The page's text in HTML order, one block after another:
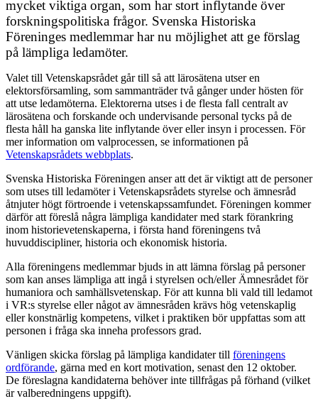
mycket viktiga organ, som har stort inflytande över
forskningspolitiska frågor. Svenska Historiska
Föreninges medlemmar har nu möjlighet att ge förslag
på lämpliga ledamöter.
Valet till Vetenskapsrådet går till så att lärosätena utser en
elektorsförsamling, som sammanträder två gånger under hösten för
att utse ledamöterna. Elektorerna utses i de flesta fall centralt av
lärosätena och forskande och undervisande personal tycks på de
flesta håll ha ganska lite inflytande över eller insyn i processen. För
mer information om valprocessen, se informationen på
Vetenskapsrådets webbplats.
Svenska Historiska Föreningen anser att det är viktigt att de personer
som utses till ledamöter i Vetenskapsrådets styrelse och ämnesråd
åtnjuter högt förtroende i vetenskapssamfundet. Föreningen kommer
därför att föreslå några lämpliga kandidater med stark förankring
inom historievetenskaperna, i första hand föreningens två
huvuddiscipliner, historia och ekonomisk historia.
Alla föreningens medlemmar bjuds in att lämna förslag på personer
som kan anses lämpliga att ingå i styrelsen och/eller Ämnesrådet för
humaniora och samhällsvetenskap. För att kunna bli vald till ledamot
i VR:s styrelse eller något av ämnesråden krävs hög vetenskaplig
eller konstnärlig kompetens, vilket i praktiken bör uppfattas som att
personen i fråga ska inneha professors grad.
Vänligen skicka förslag på lämpliga kandidater till föreningens
ordförande, gärna med en kort motivation, senast den 12 oktober.
De föreslagna kandidaterna behöver inte tillfrågas på förhand (vilket
är valberedningens uppgift).